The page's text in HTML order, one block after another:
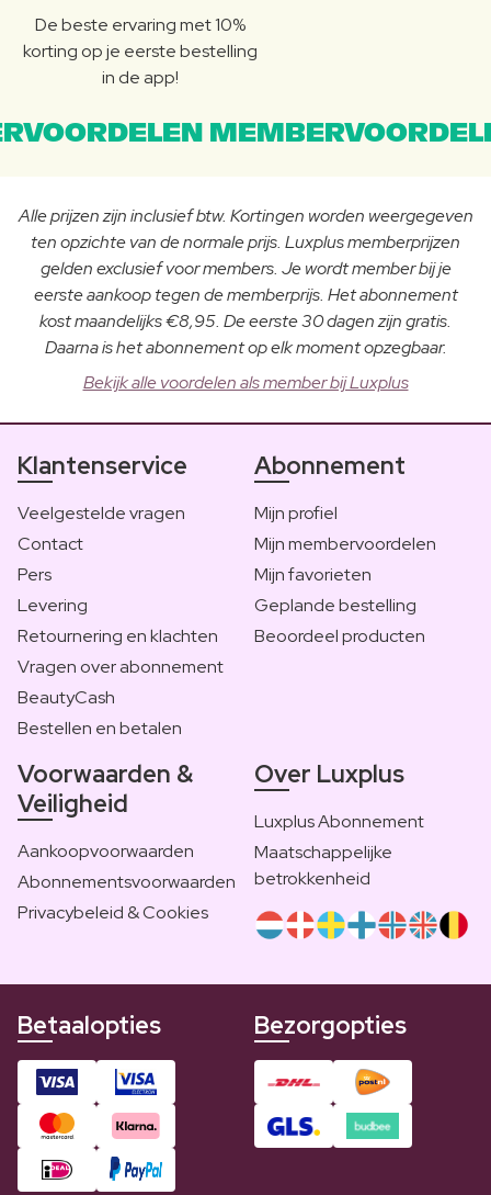
De beste ervaring met 10%
korting op je eerste bestelling
in de app!
Alle prijzen zijn inclusief btw. Kortingen worden weergegeven
ten opzichte van de normale prijs. Luxplus memberprijzen
gelden exclusief voor members. Je wordt member bij je
eerste aankoop tegen de memberprijs. Het abonnement
kost maandelijks €8,95. De eerste 30 dagen zijn gratis.
Daarna is het abonnement op elk moment opzegbaar.
Bekijk alle voordelen als member bij Luxplus
Klantenservice
Veelgestelde vragen
Contact
Pers
Levering
Retournering en klachten
Vragen over abonnement
BeautyCash
Bestellen en betalen
Abonnement
Mijn profiel
Mijn membervoordelen
Mijn favorieten
Geplande bestelling
Beoordeel producten
Voorwaarden &
Veiligheid
Aankoopvoorwaarden
Abonnementsvoorwaarden
Privacybeleid & Cookies
Over Luxplus
Luxplus Abonnement
Maatschappelijke
betrokkenheid
Betaalopties Bezorgopties